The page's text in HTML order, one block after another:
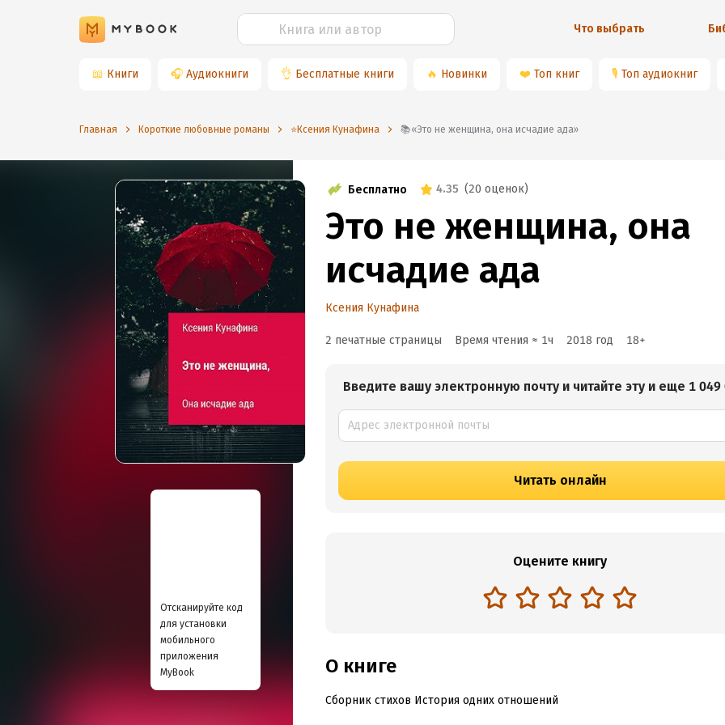
Что выбрать
📖 Книги 🎧 Аудиокниги 👌 Бесплатные книги 🔥 Новинки ❤️ Топ книг 🎙 Топ аудиокниг
Главная Короткие любовные романы ⭐️Ксения Кунафина 📚«Это не женщина, она исчадие ада»
Отсканируйте код
для установки
мобильного
приложения
MyBook
Бесплатно 4.35 (20 оценок)
Это не женщина, она
исчадие ада
Ксения Кунафина
2 печатные страницы Время чтения ≈ 1ч 2018 год 18+
Введите вашу электронную почту и читайте эту и еще 1 049
Читать онлайн
Оцените книгу
О книге
Сборник стихов История одних отношений